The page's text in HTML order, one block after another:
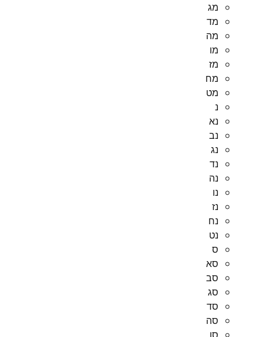
מג
מד
מה
מו
מז
מח
מט
נ
נא
נב
נג
נד
נה
נו
נז
נח
נט
ס
סא
סב
סג
סד
סה